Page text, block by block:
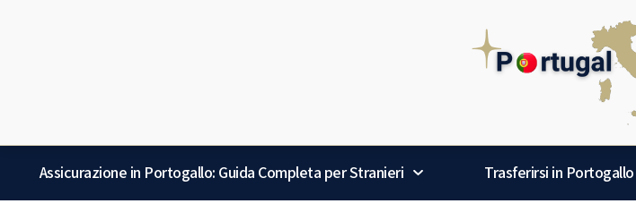
Assicurazione in Portogallo: Guida Completa per Stranieri Trasferirsi in Portogallo